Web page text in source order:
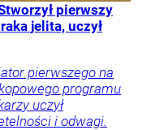
pierwszy
jelita, uczył
pierwszego na
programu
uczył
i odwagi.